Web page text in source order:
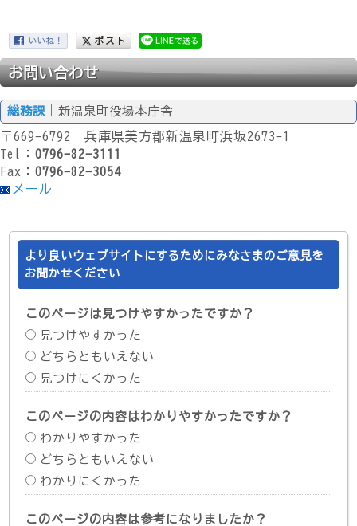
お問い合わせ
総務課 ｜新温泉町役場本庁舎
〒669-6792 兵庫県美方郡新温泉町浜坂2673-1
Tel： 0796-82-3111
Fax： 0796-82-3054
メール
より良いウェブサイトにするためにみなさまのご意見を
お聞かせください
このページは見つけやすかったですか？
見つけやすかった
どちらともいえない
見つけにくかった
このページの内容はわかりやすかったですか？
わかりやすかった
どちらともいえない
わかりにくかった
このページの内容は参考になりましたか？